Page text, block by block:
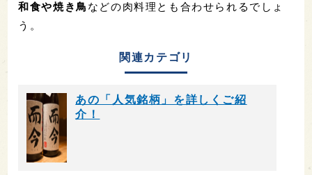
和食や焼き鳥 などの肉料理とも合わせられるでしょ
う。
関連カテゴリ
あの「人気銘柄」を詳しくご紹
介！